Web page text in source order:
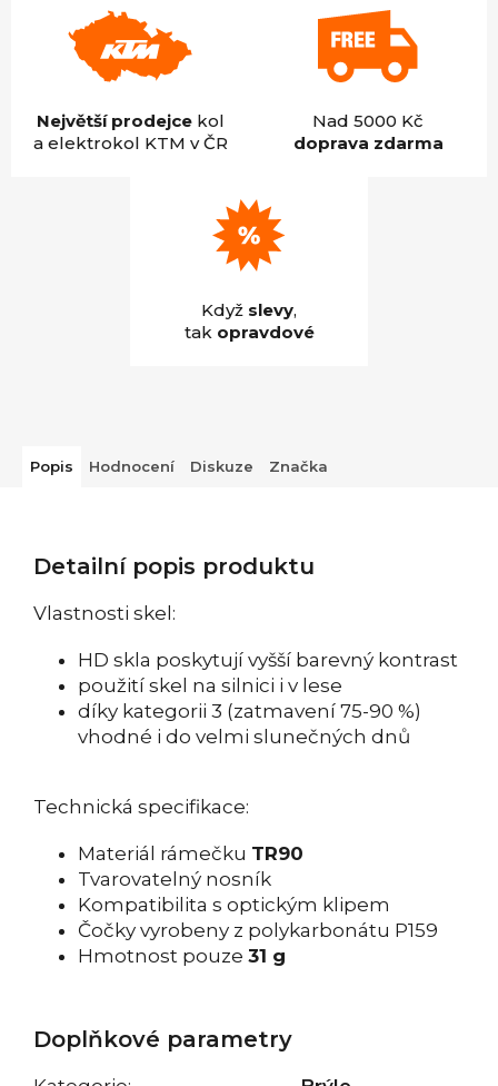
Největší prodejcekol
a elektrokol KTM v ČR
Nad 5000 Kč
doprava zdarma
Když slevy,
tak opravdové
Popis Hodnocení Diskuze Značka
Detailní popis produktu
Vlastnosti skel:
HD skla poskytují vyšší barevný kontrast
použití skel na silnici i v lese
díky kategorii 3 (zatmavení 75-90 %)
vhodné i do velmi slunečných dnů
Technická specifikace:
Materiál rámečku TR90
Tvarovatelný nosník
Kompatibilita s optickým klipem
Čočky vyrobeny z polykarbonátu P159
Hmotnost pouze 31 g
Doplňkové parametry